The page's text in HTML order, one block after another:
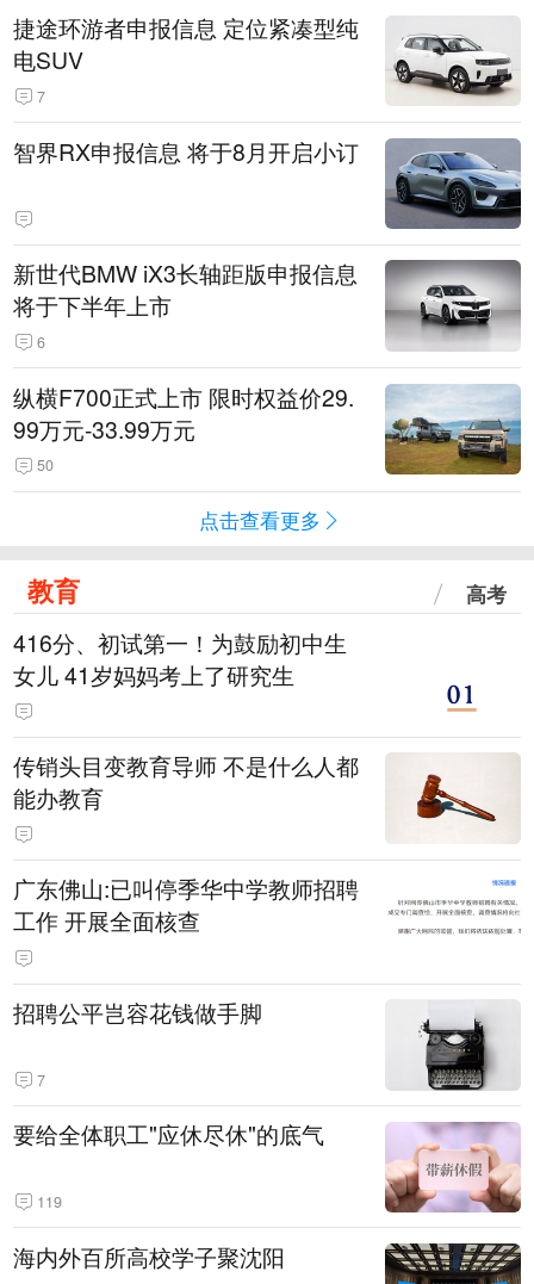
捷途环游者申报信息 定位紧凑型纯
电SUV
7
智界RX申报信息 将于8月开启小订
新世代BMW iX3长轴距版申报信息
将于下半年上市
6
纵横F700正式上市 限时权益价29.
99万元-33.99万元
50
点击查看更多
教育 高考
416分、初试第一！为鼓励初中生
女儿 41岁妈妈考上了研究生
传销头目变教育导师 不是什么人都
能办教育
广东佛山:已叫停季华中学教师招聘
工作 开展全面核查
招聘公平岂容花钱做手脚
7
要给全体职工"应休尽休"的底气
119
海内外百所高校学子聚沈阳